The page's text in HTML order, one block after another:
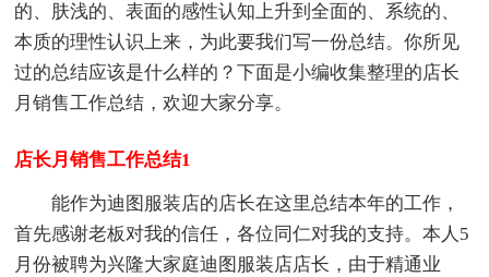
的、肤浅的、表面的感性认知上升到全面的、系统的、
本质的理性认识上来，为此要我们写一份总结。你所见
过的总结应该是什么样的？下面是小编收集整理的店长
月销售工作总结，欢迎大家分享。
店长月销售工作总结1
能作为迪图服装店的店长在这里总结本年的工作，
首先感谢老板对我的信任，各位同仁对我的支持。本人5
月份被聘为兴隆大家庭迪图服装店店长，由于精通业